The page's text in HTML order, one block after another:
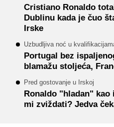
Cristiano Ronaldo
Dublinu kada je čuo
Irske
Uzbudljiva noć u
Portugal bez
blamažu stoljeća,
Pred gostovanje u Irskoj
Ronaldo "hladan"
mi zviždati? Jedva